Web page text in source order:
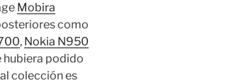
Mobira
como
, Nokia N950
hubiera podido
colección es